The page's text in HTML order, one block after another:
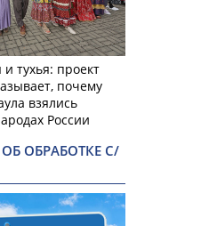
тухья: проект
почему
взялись
России
ОБРАБОТКЕ С/